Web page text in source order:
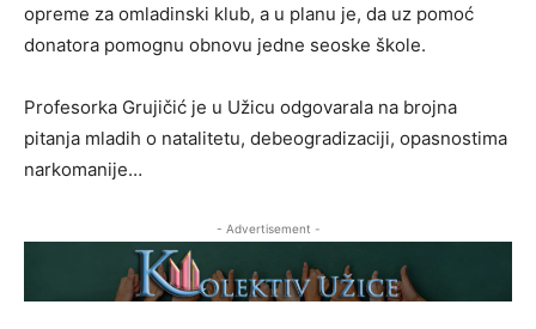
opreme za omladinski klub, a u planu je, da uz pomoć
donatora pomognu obnovu jedne seoske škole.
Profesorka Grujičić je u Užicu odgovarala na brojna
pitanja mladih o natalitetu, debeogradizaciji, opasnostima
narkomanije…
- Advertisement -